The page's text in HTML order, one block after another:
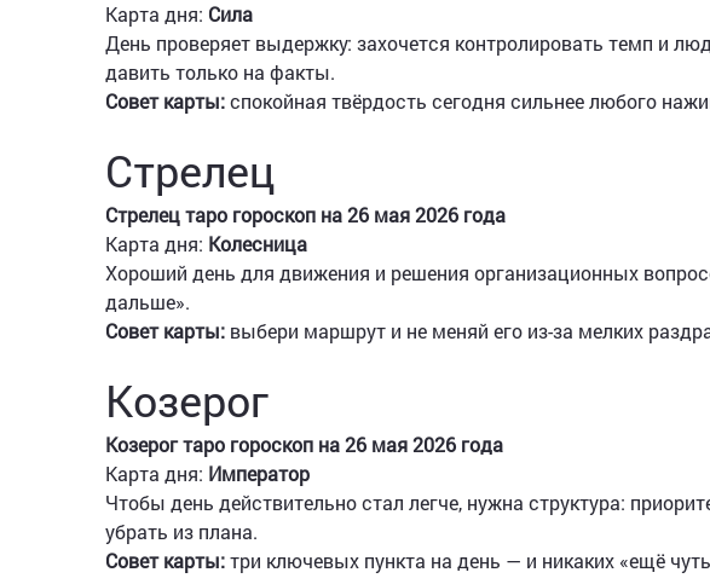
Карта дня: Сила
День проверяет выдержку: захочется контролировать темп и
давить только на факты.
Совет карты:спокойная твёрдость сегодня сильнее любого
Стрелец
Стрелец таро гороскоп на 26 мая 2026 года
Карта дня: Колесница
Хороший день для движения и решения организационных
дальше».
Совет карты: выбери маршрут и не меняй его из-за мелких
Козерог
Козерог таро гороскоп на 26 мая 2026 года
Карта дня: Император
Чтобы день действительно стал легче, нужна структура:
убрать из плана.
Совет карты:три ключевых пункта на день — и никаких «ещё